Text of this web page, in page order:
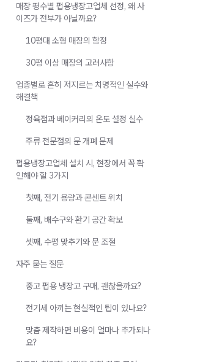
매장 평수별 펍용냉장고업체 선정, 왜 사
이즈가 전부가 아닐까요?
10평대 소형 매장의 함정
30평 이상 매장의 고려사항
업종별로 흔히 저지르는 치명적인 실수와
해결책
정육점과 베이커리의 온도 설정 실수
주류 전문점의 문 개폐 문제
펍용냉장고업체 설치 시, 현장에서 꼭 확
인해야 할 3가지
첫째, 전기 용량과 콘센트 위치
둘째, 배수구와 환기 공간 확보
셋째, 수평 맞추기와 문 조절
자주 묻는 질문
중고 펍용 냉장고 구매, 괜찮을까요?
전기세 아끼는 현실적인 팁이 있나요?
맞춤 제작하면 비용이 얼마나 추가되나
요?